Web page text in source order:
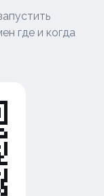
где и когда